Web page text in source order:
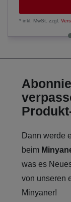
*inkl. MwSt. zzgl.
Dann werde
beim
was es
von unseren
Minyaner!